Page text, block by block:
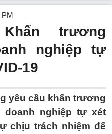
PM
trương
nghiệp tự
19
yêu cầu khẩn trương
doanh nghiệp tự xét
chịu trách nhiệm để